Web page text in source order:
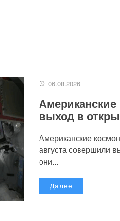
06.08.2026
выход в
Американские
августа совершили
они...
Далее